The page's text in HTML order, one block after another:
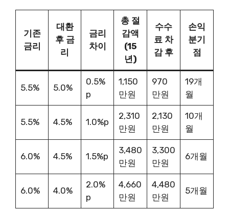
기존
금리
대환
후 금
리
금리
차이
총 절
감액
(15
년)
수수
료 차
감 후
손익
분기
점
5.5% 5.0%
0.5%
p
1,150
만원
970
만원
19개
월
5.5% 4.5% 1.0%p
2,310
만원
2,130
만원
10개
월
6.0% 4.5% 1.5%p
3,480
만원
3,300
만원
6개월
6.0% 4.0%
2.0%
p
4,660
만원
4,480
만원
5개월